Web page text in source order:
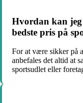
Hvordan kan
bedste pris på
For at være sikker på
anbefales det altid at
sportsudlet eller